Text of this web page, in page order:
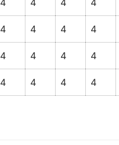
4 4 4 4
4 4 4 4
4 4 4 4
4 4 4 4